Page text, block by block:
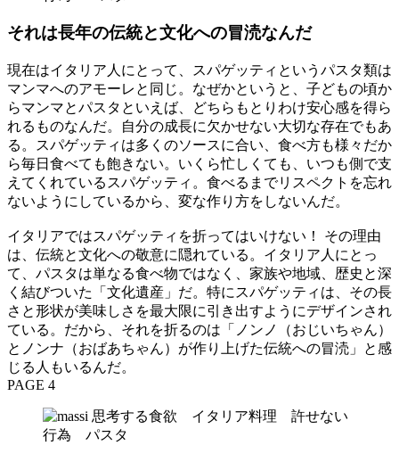
それは長年の伝統と文化への冒涜なんだ
現在はイタリア人にとって、スパゲッティというパスタ類は
マンマへのアモーレと同じ。なぜかというと、子どもの頃か
らマンマとパスタといえば、どちらもとりわけ安心感を得ら
れるものなんだ。自分の成長に欠かせない大切な存在でもあ
る。スパゲッティは多くのソースに合い、食べ方も様々だか
ら毎日食べても飽きない。いくら忙しくても、いつも側で支
えてくれているスパゲッティ。食べるまでリスペクトを忘れ
ないようにしているから、変な作り方をしないんだ。
イタリアではスパゲッティを折ってはいけない！ その理由
は、伝統と文化への敬意に隠れている。イタリア人にとっ
て、パスタは単なる食べ物ではなく、家族や地域、歴史と深
く結びついた「文化遺産」だ。特にスパゲッティは、その長
さと形状が美味しさを最大限に引き出すようにデザインされ
ている。だから、それを折るのは「ノンノ（おじいちゃん）
とノンナ（おばあちゃん）が作り上げた伝統への冒涜」と感
じる人もいるんだ。
PAGE 4